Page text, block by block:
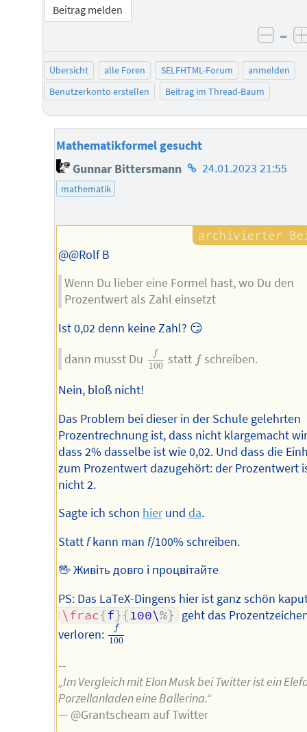
Beitrag melden
–
Übersicht alle Foren SELFHTML-Forum
anmelden
Benutzerkonto erstellen
Beitrag im Thread-Baum
Mathematikformel gesucht
Gunnar Bittersmann Homepage
24.01.2023 21:55
mathematik
@@Rolf B
Wenn Du lieber eine Formel hast, wo Du den
Prozentwert als Zahl einsetzt
Ist 0,02 denn keine Zahl? 😏
dann musst Du f
100
100
statt f
fschreiben.
Nein, bloß nicht!
Das Problem bei dieser in der Schule gelehrten
Prozentrechnung ist, dass nicht klargemacht
dass 2% dasselbe ist wie 0,02. Und dass die
zum Prozentwert dazugehört: der Prozentwert
nicht 2.
Sagte ich schon hierund da.
Stattfkann man f/100% schreiben.
🖖 Живіть довго і процвітайте
PS: Das LaTeX-Dingens hier ist ganz schön
\frac{f}{100\%} geht das
verloren:
f
100
f100
--
„Im Vergleich mit Elon Musk bei Twitter ist ein
Porzellanladen eine Ballerina.“
— @Grantscheam auf Twitter